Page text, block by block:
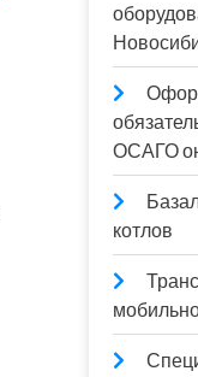
ОСАГО
котлов